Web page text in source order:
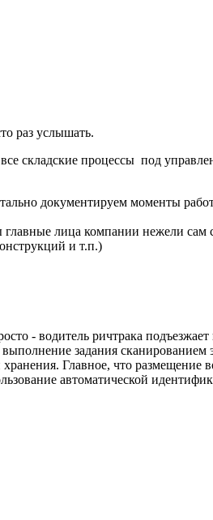
раз услышать.
складские процессы под
документируем моменты
лица компании нежели
и т.п.)
- водитель ричтрака подъезжает
задания
Главное, что
автоматической